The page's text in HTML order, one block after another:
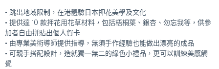
• 跳出地域限制，在港體驗日本押花美學及文化
• 提供達 10 款押花用花草材料，包括梧桐葉、銀杏、勿忘我等，供參
加者自由拼貼出個人賀卡
• 由專業美術導師提供指導，無須手作經驗也能做出漂亮的成品
• 可親手搭配設計，造就獨一無二的綠色小禮品，更可以訓練美感觸
覺